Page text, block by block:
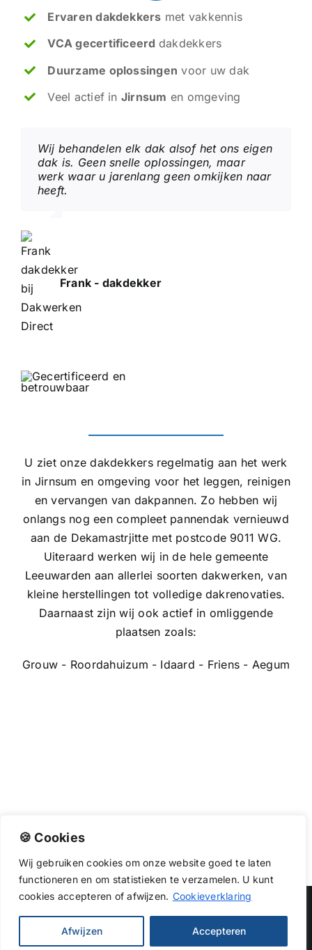
🍪 Cookies
Wij gebruikencookiesomonzewebsitegoedte laten
functionerenen om statistieken teverzamelen. U kunt
cookies accepteren of afwijzen. Cookieverklaring
Afwijzen Accepteren
Ervaren dakdekkers met vakkennis
VCA gecertificeerd dakdekkers
Duurzame oplossingen voor uw dak
Veel actief in Jirnsum en omgeving
Wij behandelen elk dak alsof het ons eigen
dak is. Geen snelle oplossingen, maar
werk waar u jarenlang geen omkijken naar
heeft.
Frank - dakdekker
U ziet onze dakdekkers regelmatig aan het werk
in Jirnsum en omgeving voor het leggen, reinigen
en vervangen van dakpannen. Zo hebben wij
onlangs nog een compleet pannendak vernieuwd
aan de Dekamastrjitte met postcode 9011 WG.
Uiteraard werken wij in de hele gemeente
Leeuwarden aan allerlei soorten dakwerken, van
kleine herstellingen tot volledige dakrenovaties.
Daarnaast zijn wij ook actief in omliggende
plaatsen zoals:
Grouw - Roordahuizum - Idaard - Friens - Aegum
InstagramPinterest